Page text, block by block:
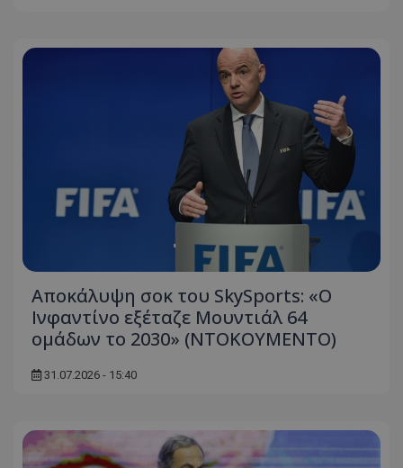
Αποκάλυψη σοκ του SkySports: «O
Ινφαντίνο εξέταζε Μουντιάλ 64
ομάδων το 2030» (ΝΤΟΚΟΥΜΕΝΤΟ)
31.07.2026 - 15:40